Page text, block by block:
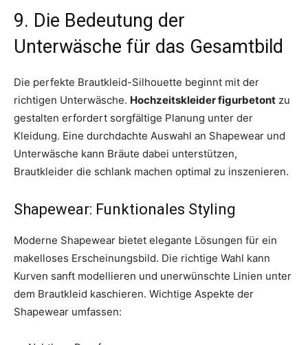
9. Die Bedeutung der
Unterwäsche für das Gesamtbild
Die perfekte Brautkleid-Silhouette beginnt mit der
richtigen Unterwäsche. Hochzeitskleider figurbetont zu
gestalten erfordert sorgfältige Planung unter der
Kleidung. Eine durchdachte Auswahl an Shapewear und
Unterwäsche kann Bräute dabei unterstützen,
Brautkleider die schlank machen optimal zu inszenieren.
Shapewear: Funktionales Styling
Moderne Shapewear bietet elegante Lösungen für ein
makelloses Erscheinungsbild. Die richtige Wahl kann
Kurven sanft modellieren und unerwünschte Linien unter
dem Brautkleid kaschieren. Wichtige Aspekte der
Shapewear umfassen: